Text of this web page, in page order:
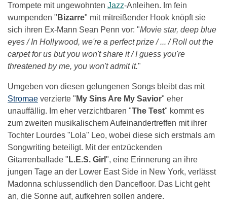
Trompete mit ungewohnten Jazz-Anleihen. Im fein
wumpenden " Bizarre" mit mitreißender Hook knöpft sie
sich ihren Ex-Mann Sean Penn vor: "Movie star, deep blue
eyes / In Hollywood, we're a perfect prize / ... / Roll out the
carpet for us but you won't share it / I guess you're
threatened by me, you won't admit it."
Umgeben von diesen gelungenen Songs bleibt das mit
Stromae verzierte " My Sins Are My Savior" eher
unauffällig. Im eher verzichtbaren "The Test" kommt es
zum zweiten musikalischem Aufeinandertreffen mit ihrer
Tochter Lourdes "Lola" Leo, wobei diese sich erstmals am
Songwriting beteiligt. Mit der entzückenden
Gitarrenballade " L.E.S. Girl ", eine Erinnerung an ihre
jungen Tage an der Lower East Side in New York, verlässt
Madonna schlussendlich den Dancefloor. Das Licht geht
an, die Sonne auf, aufkehren sollen andere.